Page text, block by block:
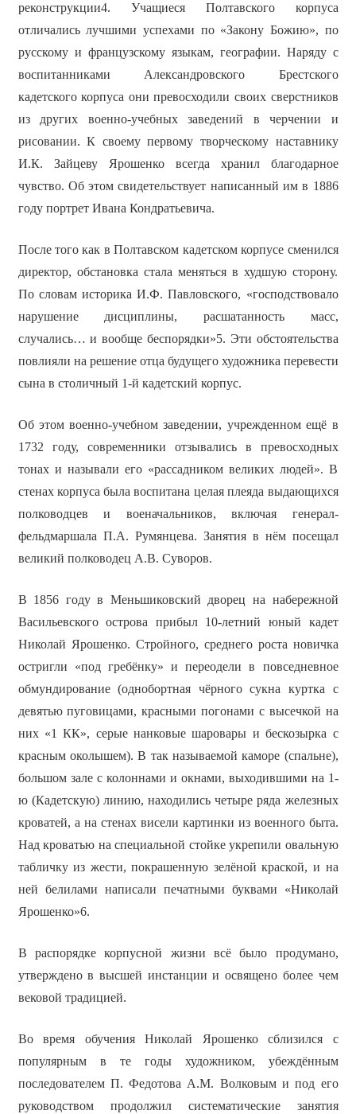
реконструкции4. Учащиеся Полтавского корпуса
отличались лучшими успехами по «Закону Божию», по
русскому и французскому языкам, географии. Наряду с
воспитанниками Александровского Брестского
кадетского корпуса они превосходили своих сверстников
из других военно-учебных заведений в черчении и
рисовании. К своему первому творческому наставнику
И.К. Зайцеву Ярошенко всегда хранил благодарное
чувство. Об этом свидетельствует написанный им в 1886
году портрет Ивана Кондратьевича.
После того как в Полтавском кадетском корпусе сменился
директор, обстановка стала меняться в худшую сторону.
По словам историка И.Ф. Павловского, «господствовало
нарушение дисциплины, расшатанность масс,
случались… и вообще беспорядки»5. Эти обстоятельства
повлияли на решение отца будущего художника перевести
сына в столичный 1-й кадетский корпус.
Об этом военно-учебном заведении, учрежденном ещё в
1732 году, современники отзывались в превосходных
тонах и называли его «рассадником великих людей». В
стенах корпуса была воспитана целая плеяда выдающихся
полководцев и военачальников, включая генерал-
фельдмаршала П.А. Румянцева. Занятия в нём посещал
великий полководец А.В. Суворов.
В 1856 году в Меньшиковский дворец на набережной
Васильевского острова прибыл 10-летний юный кадет
Николай Ярошенко. Стройного, среднего роста новичка
остригли «под гребёнку» и переодели в повседневное
обмундирование (однобортная чёрного сукна куртка с
девятью пуговицами, красными погонами с высечкой на
них «1 КК», серые нанковые шаровары и бескозырка с
красным околышем). В так называемой каморе (спальне),
большом зале с колоннами и окнами, выходившими на 1-
ю (Кадетскую) линию, находились четыре ряда железных
кроватей, а на стенах висели картинки из военного быта.
Над кроватью на специальной стойке укрепили овальную
табличку из жести, покрашенную зелёной краской, и на
ней белилами написали печатными буквами «Николай
Ярошенко»6.
В распорядке корпусной жизни всё было продумано,
утверждено в высшей инстанции и освящено более чем
вековой традицией.
Во время обучения Николай Ярошенко сблизился с
популярным в те годы художником, убеждённым
последователем П. Федотова А.М. Волковым и под его
руководством продолжил систематические занятия